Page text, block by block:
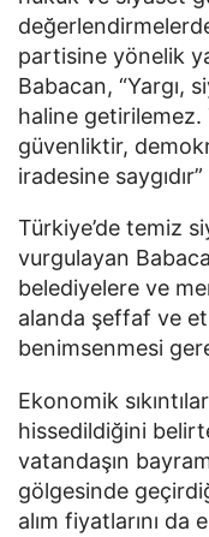
partisine yönelik
Babacan, “Yargı,
haline getirilemez.
güvenliktir,
iradesine
Türkiye’de temiz
vurgulayan
belediyelere ve
alanda şeffaf ve
benimsenmesi
Ekonomik
hissedildiğini
vatandaşın
gölgesinde
alım fiyatlarını da